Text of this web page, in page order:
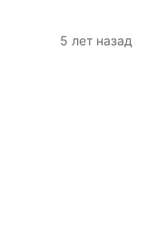
5 лет назад